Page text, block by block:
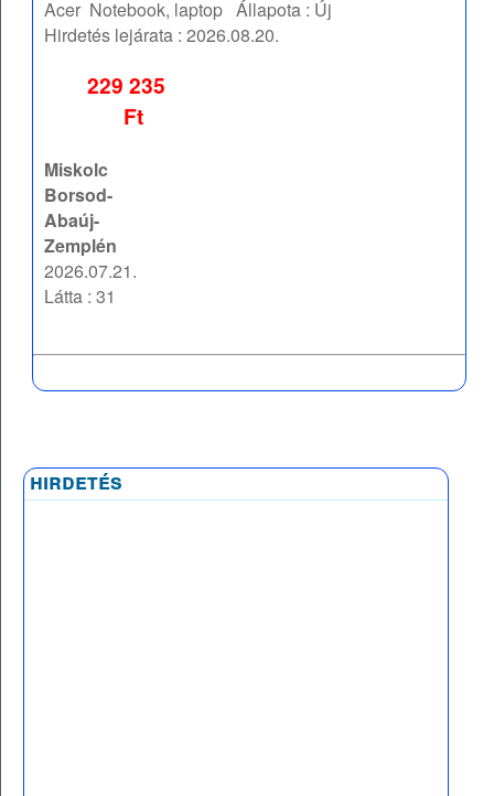
Acer Notebook, laptop Állapota : Új
Hirdetés lejárata :2026.08.20.
229 235
Ft
Miskolc
Borsod-
Abaúj-
Zemplén
2026.07.21.
Látta : 31
hirdetés